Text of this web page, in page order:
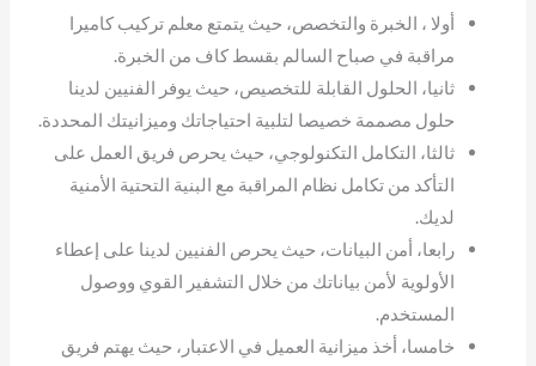
أولا ، الخبرة والتخصص، حيث يتمتع معلم تركيب كاميرا
مراقبة في صباح السالم بقسط كاف من الخبرة.
ثانيا، الحلول القابلة للتخصيص، حيث يوفر الفنيين لدينا
حلول مصممة خصيصا لتلبية احتياجاتك وميزانيتك المحددة.
ثالثا، التكامل التكنولوجي، حيث يحرص فريق العمل على
التأكد من تكامل نظام المراقبة مع البنية التحتية الأمنية
لديك.
رابعا، أمن البيانات، حيث يحرص الفنيين لدينا على إعطاء
الأولوية لأمن بياناتك من خلال التشفير القوي ووصول
المستخدم.
خامسا، أخذ ميزانية العميل في الاعتبار، حيث يهتم فريق